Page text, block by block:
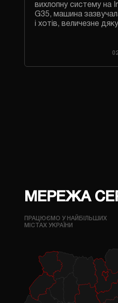
вихлопну систему на
G35, машина
і хотів, величезне
МЕРЕЖА
ПРАЦЮЄМО У НАЙБІЛЬШИХ
МІСТАХ УКРАЇНИ